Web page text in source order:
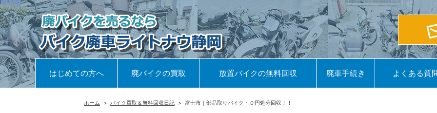
はじめての方へ 廃バイクの買取 放置バイクの無料回収 廃車手続き よくある質
ホーム > バイク買取＆無料回収日記 > 富士市｜部品取りバイク・０円処分回収！！